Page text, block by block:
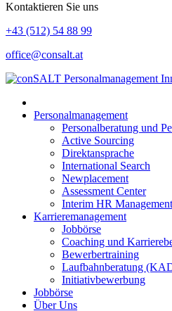
Kontaktieren Sie uns
+43 (512) 54 88 99
office@consalt.at
Personalmanagement
Personalberatung und
Active Sourcing
Direktansprache
International Search
Newplacement
Assessment Center
Interim HR
Karrieremanagement
Jobbörse
Coaching und
Bewerbertraining
Laufbahnberatung
Initiativbewerbung
Jobbörse
Über Uns